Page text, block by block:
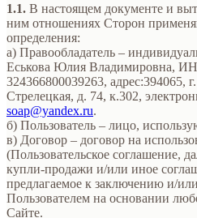
1.1. В настоящем документе и
ним отношениях Сторон
определения:
а) Правообладатель –
Еськова Юлия Владимировна,
324366800039263, адрес:394065,
Стрелецкая, д. 74, к.302,
soap@yandex.ru.
б) Пользователь – лицо,
в) Договор – договор на
(Пользовательское соглашение,
купли-продажи и/или иное
предлагаемое к заключению и/
Пользователем на основании
Сайте.